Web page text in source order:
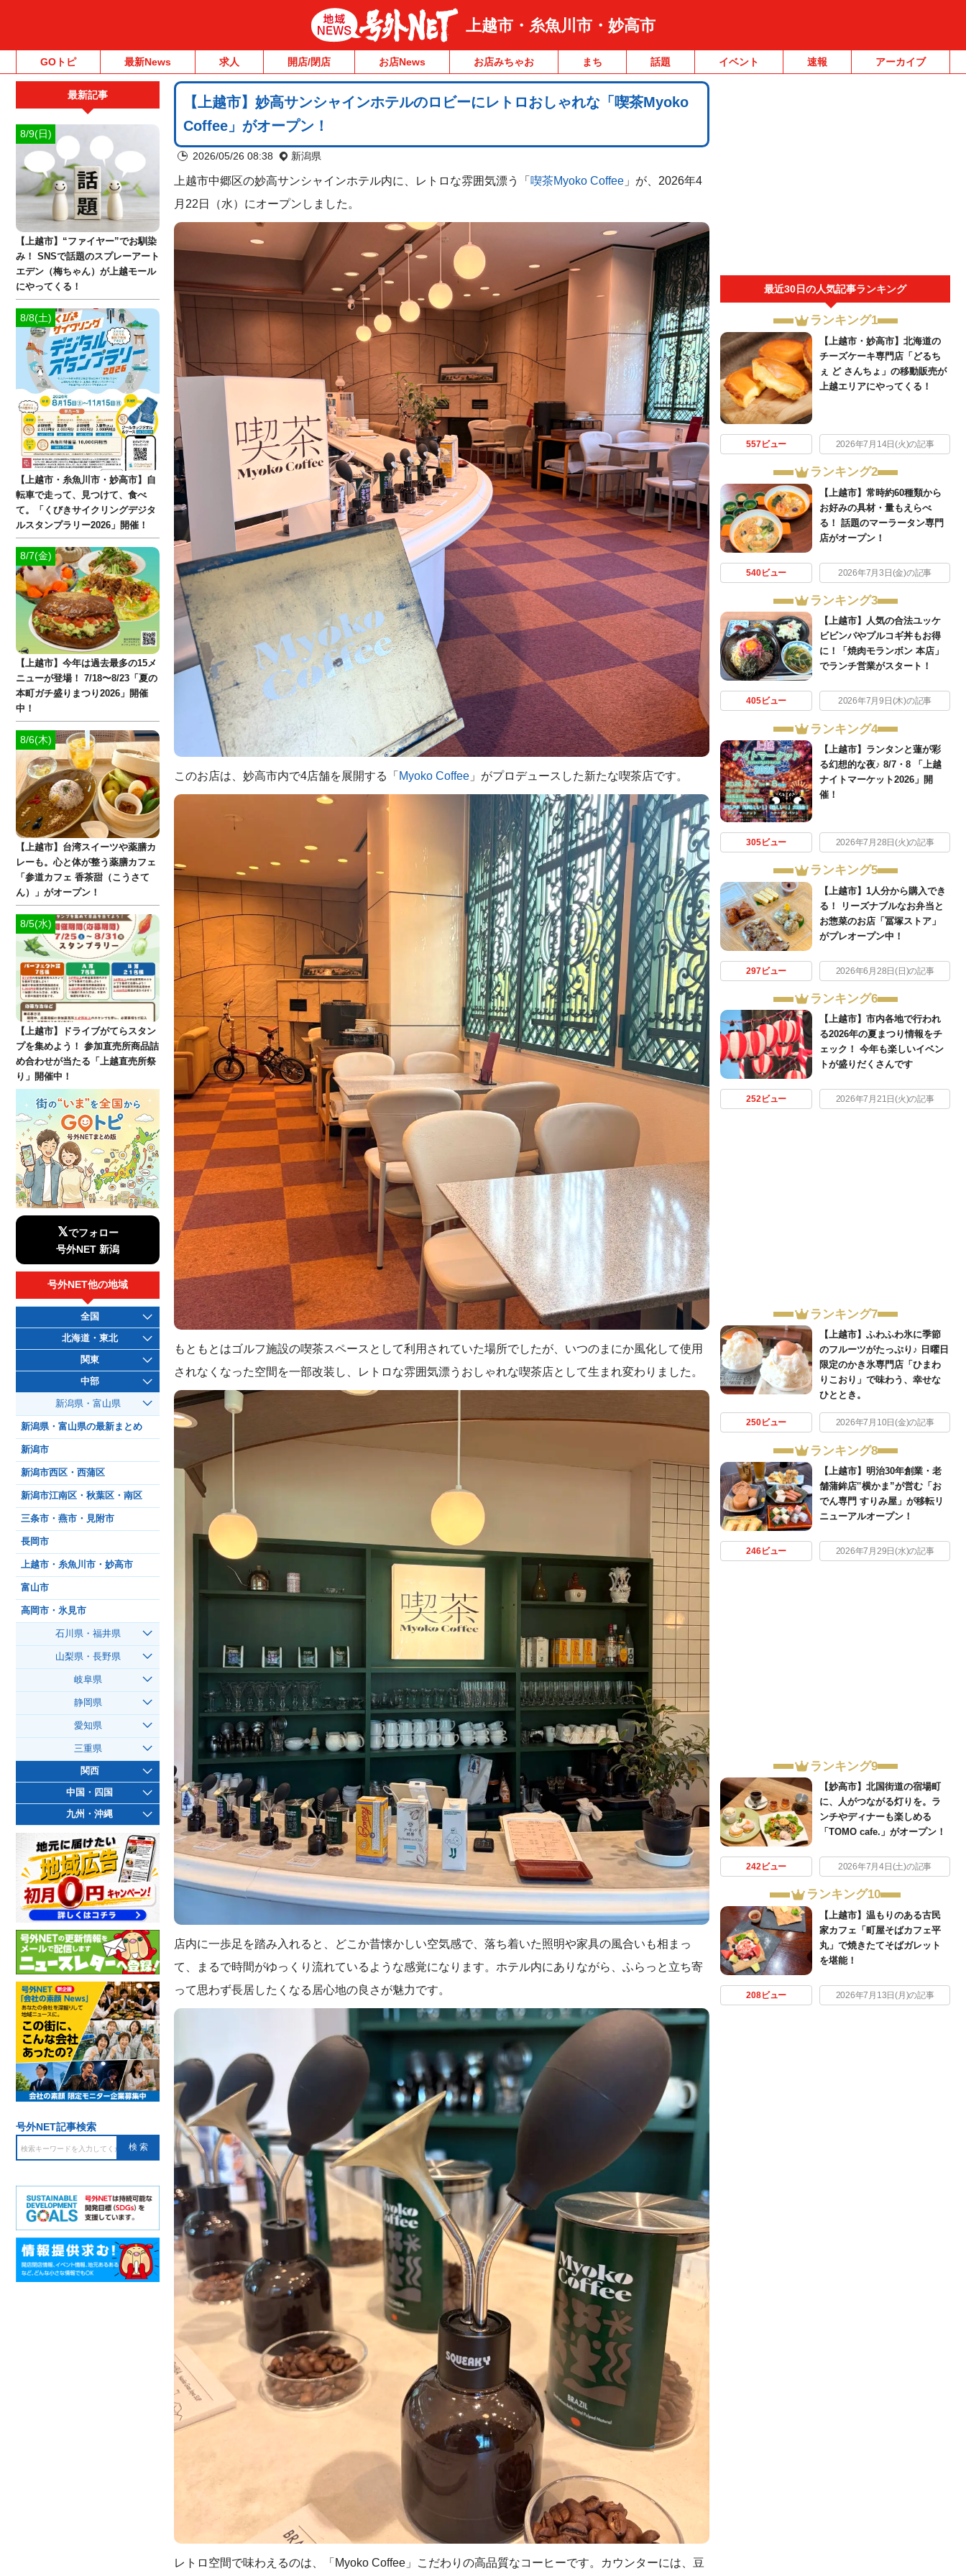
上越市・糸魚川市・妙高市
GOトピ 最新News 求人 開店/閉店 お店News お店みちゃお まち 話題 イベント 速報 アーカイブ
【上越市】妙高サンシャインホテルのロビーにレトロおしゃれな「喫茶Myoko
Coffee」がオープン！
2026/05/26 08:38 新潟県
上越市中郷区の妙高サンシャインホテル内に、レトロな雰囲気漂う「喫茶Myoko Coffee 」が、2026年4
月22日（水）にオープンしました。
このお店は、妙高市内で4店舗を展開する「Myoko Coffee 」がプロデュースした新たな喫茶店です。
もともとはゴルフ施設の喫茶スペースとして利用されていた場所でしたが、いつのまにか風化して使用
されなくなった空間を一部改装し、レトロな雰囲気漂うおしゃれな喫茶店として生まれ変わりました。
店内に一歩足を踏み入れると、どこか昔懐かしい空気感で、落ち着いた照明や家具の風合いも相まっ
て、まるで時間がゆっくり流れているような感覚になります。ホテル内にありながら、ふらっと立ち寄
って思わず長居したくなる居心地の良さが魅力です。
レトロ空間で味わえるのは、「Myoko Coffee」こだわりの高品質なコーヒーです。カウンターには、豆
最近30日の人気記事ランキング
ランキング1
【上越市・妙高市】北海道の
チーズケーキ専門店「どるち
ぇ ど さんちょ」の移動販売が
上越エリアにやってくる！
557ビュー 2026年7月14日(火)の記事
ランキング2
【上越市】常時約60種類から
お好みの具材・量もえらべ
る！ 話題のマーラータン専門
店がオープン！
540ビュー 2026年7月3日(金)の記事
ランキング3
【上越市】人気の合法ユッケ
ビビンパやプルコギ丼もお得
に！「焼肉モランボン 本店」
でランチ営業がスタート！
405ビュー 2026年7月9日(木)の記事
ランキング4
【上越市】ランタンと蓮が彩
る幻想的な夜♪ 8/7・8 「上越
ナイトマーケット2026」開
催！
305ビュー 2026年7月28日(火)の記事
ランキング5
【上越市】1人分から購入でき
る！ リーズナブルなお弁当と
お惣菜のお店「冨塚ストア」
がプレオープン中！
297ビュー 2026年6月28日(日)の記事
ランキング6
【上越市】市内各地で行われ
る2026年の夏まつり情報をチ
ェック！ 今年も楽しいイベン
トが盛りだくさんです
252ビュー 2026年7月21日(火)の記事
ランキング7
【上越市】ふわふわ氷に季節
のフルーツがたっぷり♪ 日曜日
限定のかき氷専門店「ひまわ
りこおり」で味わう、幸せな
ひととき。
250ビュー 2026年7月10日(金)の記事
ランキング8
【上越市】明治30年創業・老
舗蒲鉾店‟横かま”が営む「お
でん専門 すりみ屋」が移転リ
ニューアルオープン！
246ビュー 2026年7月29日(水)の記事
ランキング9
【妙高市】北国街道の宿場町
に、人がつながる灯りを。ラ
ンチやディナーも楽しめる
「TOMO cafe.」がオープン！
242ビュー 2026年7月4日(土)の記事
ランキング10
【上越市】温もりのある古民
家カフェ「町屋そばカフェ平
丸」で焼きたてそばガレット
を堪能！
208ビュー 2026年7月13日(月)の記事
最新記事
8/9(日)
【上越市】“ファイヤー”でお馴染
み！ SNSで話題のスプレーアート
エデン（梅ちゃん）が上越モール
にやってくる！
8/8(土)
【上越市・糸魚川市・妙高市】自
転車で走って、見つけて、食べ
て。「くびきサイクリングデジタ
ルスタンプラリー2026」開催！
8/7(金)
【上越市】今年は過去最多の15メ
ニューが登場！ 7/18〜8/23「夏の
本町ガチ盛りまつり2026」開催
中！
8/6(木)
【上越市】台湾スイーツや薬膳カ
レーも。心と体が整う薬膳カフェ
「参道カフェ 香茶甜（こうさて
ん）」がオープン！
8/5(水)
【上越市】ドライブがてらスタン
プを集めよう！ 参加直売所商品詰
め合わせが当たる「上越直売所祭
り」開催中！
𝕏でフォロー
号外NET 新潟
号外NET他の地域
全国
北海道・東北
関東
中部
新潟県・富山県
新潟県・富山県の最新まとめ
新潟市
新潟市西区・西蒲区
新潟市江南区・秋葉区・南区
三条市・燕市・見附市
長岡市
上越市・糸魚川市・妙高市
富山市
高岡市・氷見市
石川県・福井県
山梨県・長野県
岐阜県
静岡県
愛知県
三重県
関西
中国・四国
九州・沖縄
号外NET記事検索